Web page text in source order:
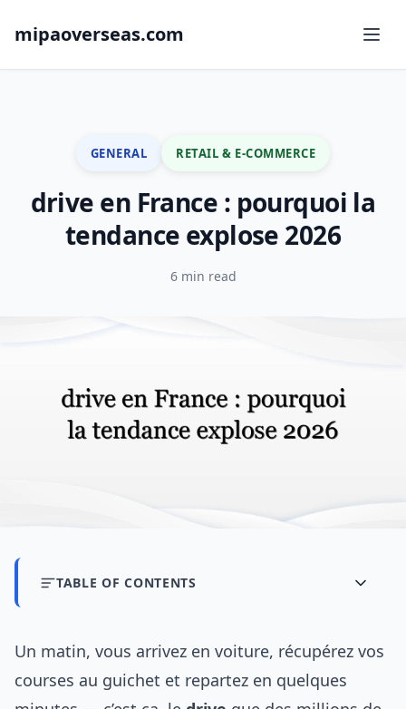
mipaoverseas.com
GENERAL RETAIL & E-COMMERCE
drive en France : pourquoi la
tendance explose 2026
6 min read
TABLE OF CONTENTS
Un matin, vous arrivez en voiture, récupérez vos
courses au guichet et repartez en quelques